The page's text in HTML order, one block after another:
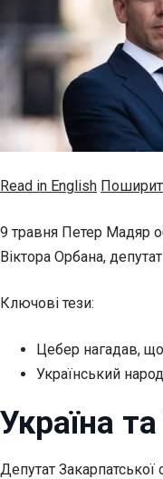
Read in English
9 травня Петер Мадяр
Віктора Орбана,
Ключові тези:
Цебер нагадав,
Український
Україна
Депутат